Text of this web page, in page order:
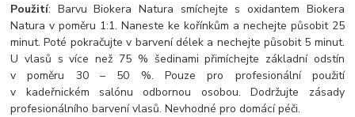
Použití: Barvu Biokera Natura smíchejte s oxidantem Biokera
Natura v poměru 1:1. Naneste ke kořínkům a nechejte působit 25
minut. Poté pokračujte v barvení délek a nechejte působit 5 minut.
U vlasů s více než 75 % šedinami přimíchejte základní odstín
v poměru 30 – 50 %. Pouze pro profesionální použití
v kadeřnickém salónu odbornou osobou. Dodržujte zásady
profesionálního barvení vlasů. Nevhodné pro domácí péči.